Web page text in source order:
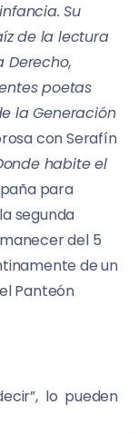
Su
de la lectura
Derecho,
poetas
la Generación
con Serafín
habite el
para
segunda
del 5
de un
Panteón
lo pueden